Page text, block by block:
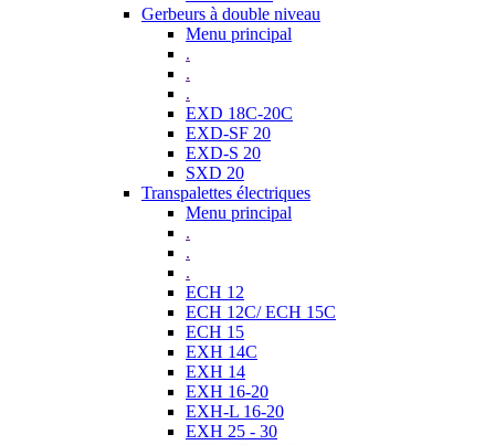
Gerbeurs à double niveau
Menu principal
.
.
.
EXD 18C-20C
EXD-SF 20
EXD-S 20
SXD 20
Transpalettes électriques
Menu principal
.
.
.
ECH 12
ECH 12C/ ECH 15C
ECH 15
EXH 14C
EXH 14
EXH 16-20
EXH-L 16-20
EXH 25 - 30